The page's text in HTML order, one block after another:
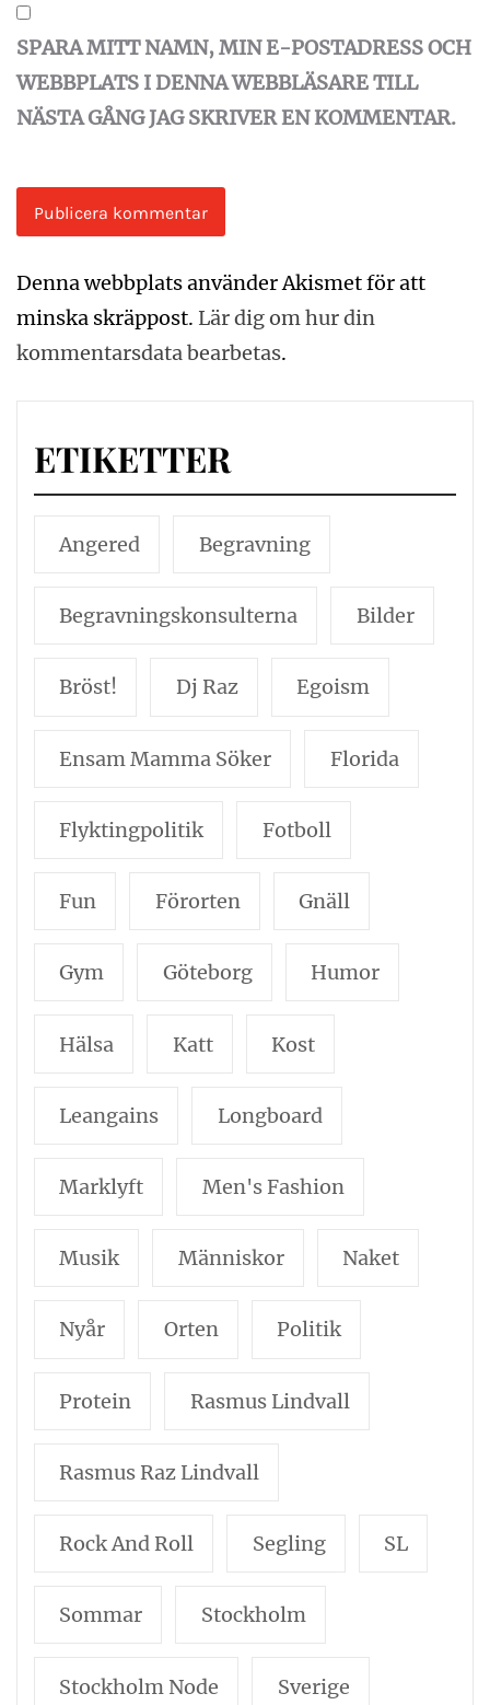
SPARA MITT NAMN, MIN E-POSTADRESS OCH
WEBBPLATS I DENNA WEBBLÄSARE TILL
NÄSTA GÅNG JAG SKRIVER EN KOMMENTAR.
Denna webbplats använder Akismet för att
minska skräppost. Lär dig om hur din
kommentarsdata bearbetas.
ETIKETTER
Angered Begravning
Begravningskonsulterna Bilder
Bröst! Dj Raz Egoism
Ensam Mamma Söker Florida
Flyktingpolitik Fotboll
Fun Förorten Gnäll
Gym Göteborg Humor
Hälsa Katt Kost
Leangains Longboard
Marklyft Men's Fashion
Musik Människor Naket
Nyår Orten Politik
Protein Rasmus Lindvall
Rasmus Raz Lindvall
Rock And Roll Segling SL
Sommar Stockholm
Stockholm Node Sverige